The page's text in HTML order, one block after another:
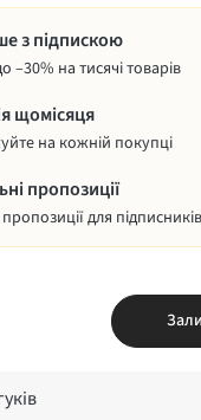
з підпискою
–30% на тисячі товарів
щомісяця
на кожній покупці
пропозиції
для підписників